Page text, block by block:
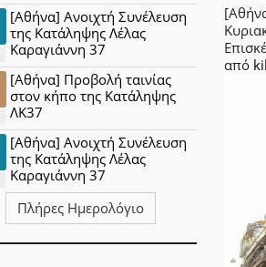
από
[Αθήνα] Ανοιχτή Συνέλευση
της Κατάληψης Λέλας
Καραγιάννη 37
[Αθήνα] Προβολή ταινίας
στον κήπο της Κατάληψης
ΛΚ37
[Αθήνα] Ανοιχτή Συνέλευση
της Κατάληψης Λέλας
Καραγιάννη 37
Πλήρες Ημερολόγιο